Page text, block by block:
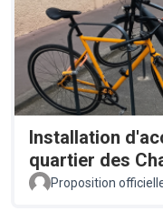
Installation
quartier des
Proposition